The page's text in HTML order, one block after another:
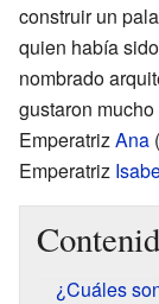
construir un
quien había
nombrado
gustaron
EmperatrizAna
Emperatriz
¿Cuáles